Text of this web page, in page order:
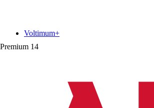
Premium 14
Voltimum+